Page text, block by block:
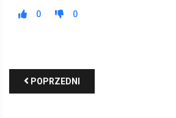
0 0
POPRZEDNI